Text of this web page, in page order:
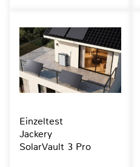
Einzeltest
Jackery
SolarVault 3 Pro